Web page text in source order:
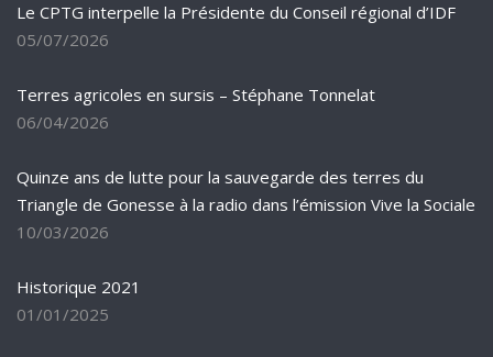
Le CPTG interpelle la Présidente du Conseil régional d’IDF
05/07/2026
Terres agricoles en sursis – Stéphane Tonnelat
06/04/2026
Quinze ans de lutte pour la sauvegarde des terres du
Triangle de Gonesse à la radio dans l’émission Vive la Sociale
10/03/2026
Historique 2021
01/01/2025